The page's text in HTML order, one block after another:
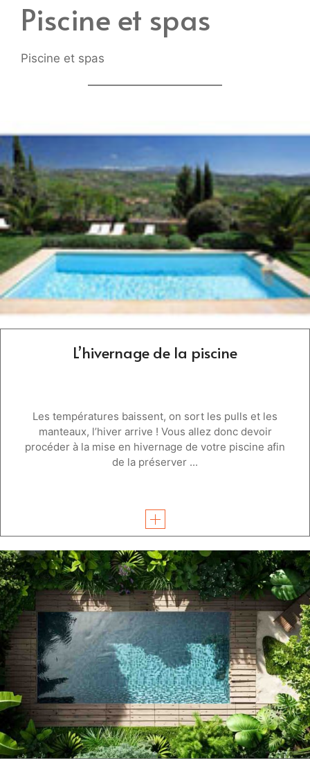
Piscine et spas
Piscine et spas
L’hivernage de la piscine
Les températures baissent, on sort les pulls et les
manteaux, l’hiver arrive ! Vous allez donc devoir
procéder à la mise en hivernage de votre piscine afin
de la préserver ...